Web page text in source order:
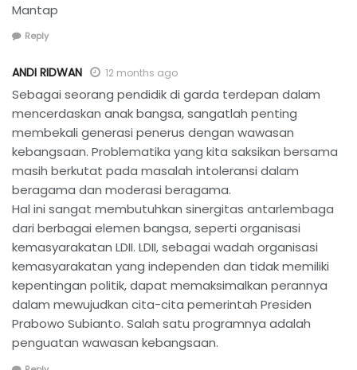
Mantap
Reply
ANDI RIDWAN 12 months ago
Sebagai seorang pendidik di garda terdepan dalam
mencerdaskan anak bangsa, sangatlah penting
membekali generasi penerus dengan wawasan
kebangsaan. Problematika yang kita saksikan bersama
masih berkutat pada masalah intoleransi dalam
beragama dan moderasi beragama.
Hal ini sangat membutuhkan sinergitas antarlembaga
dari berbagai elemen bangsa, seperti organisasi
kemasyarakatan LDII. LDII, sebagai wadah organisasi
kemasyarakatan yang independen dan tidak memiliki
kepentingan politik, dapat memaksimalkan perannya
dalam mewujudkan cita-cita pemerintah Presiden
Prabowo Subianto. Salah satu programnya adalah
penguatan wawasan kebangsaan.